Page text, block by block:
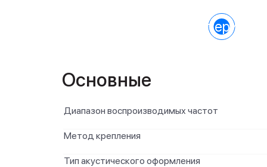
Характеристики
Основные
Диапазон воспроизводимых частот
Метод крепления
Тип акустического оформления